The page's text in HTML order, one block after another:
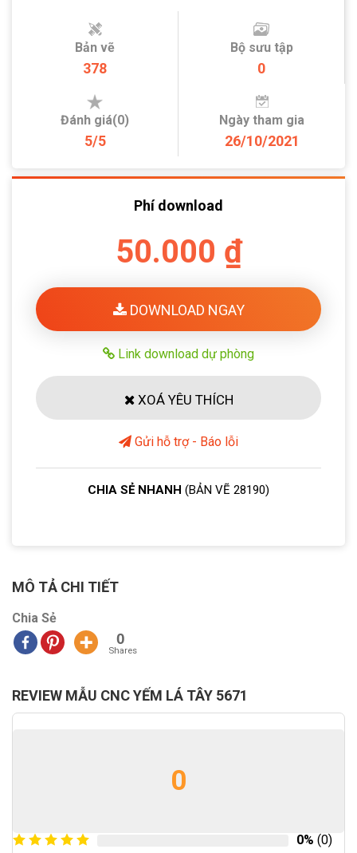
Bản vẽ
378
Bộ sưu tập
0
Đánh giá(0)
5/5
Ngày tham gia
26/10/2021
Phí download
50.000 ₫
DOWNLOAD NGAY
Link download dự phòng
XOÁ YÊU THÍCH
Gửi hỗ trợ - Báo lỗi
CHIA SẺ NHANH (BẢN VẼ 28190)
MÔ TẢ CHI TIẾT
Chia Sẻ
0
Shares
REVIEW MẪU CNC YẾM LÁ TÂY 5671
0
0% (0)